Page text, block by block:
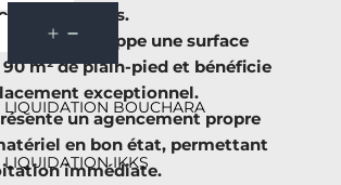
LIQUIDATION BOUCHARA
LIQUIDATION IKKS
de Paris.
développe une surface
90 m² de plain-pied et bénéficie
exceptionnel.
un agencement propre
en bon état, permettant
immédiate.